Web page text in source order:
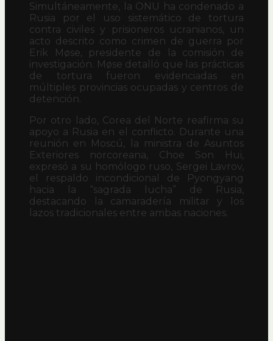
Simultáneamente, la ONU ha condenado a
Rusia por el uso sistemático de tortura
contra civiles y prisioneros ucranianos, un
acto descrito como crimen de guerra por
Erik Møse, presidente de la comisión de
investigación. Møse detalló que las prácticas
de tortura fueron evidenciadas en
múltiples provincias ocupadas y centros de
detención.
Por otro lado, Corea del Norte reafirma su
apoyo a Rusia en el conflicto. Durante una
reunión en Moscú, la ministra de Asuntos
Exteriores norcoreana, Choe Son Hui,
expresó a su homólogo ruso, Sergei Lavrov,
el respaldo incondicional de Pyongyang
hacia la “sagrada lucha” de Rusia,
destacando la camaradería militar y los
lazos tradicionales entre ambas naciones.